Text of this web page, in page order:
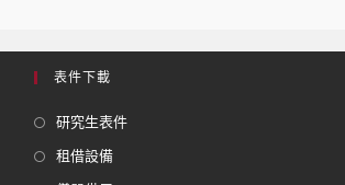
表件下載
研究生表件
租借設備